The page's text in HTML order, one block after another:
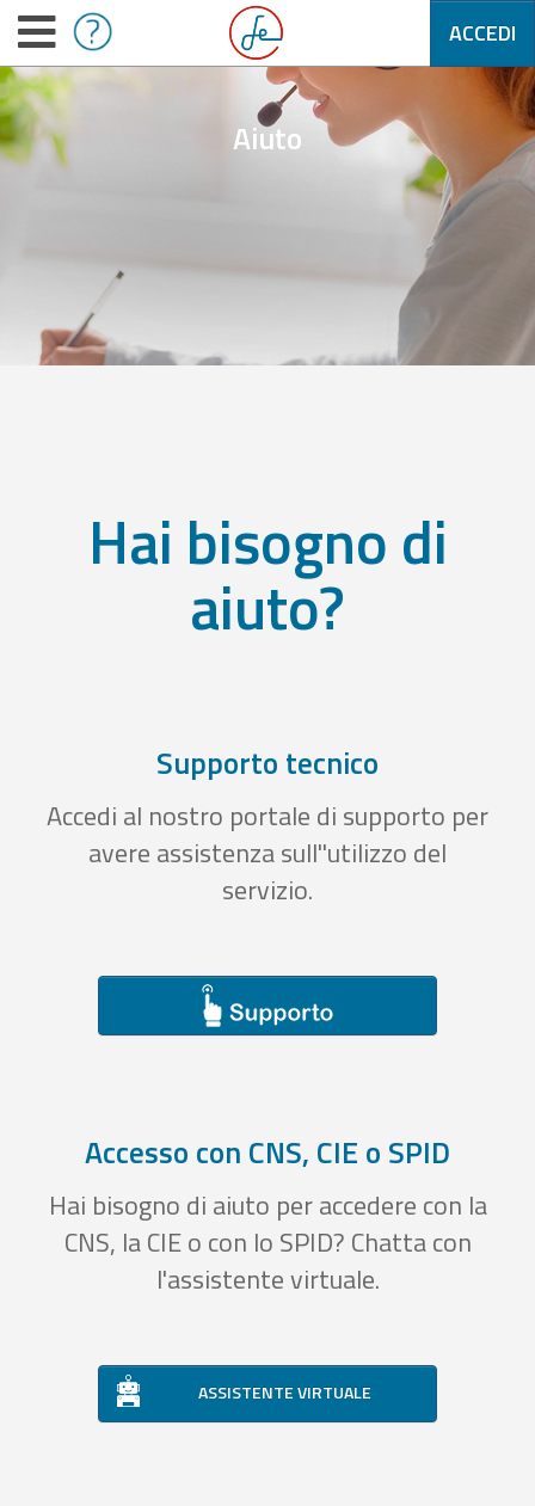
ACCEDI
Aiuto
Hai bisogno di
aiuto?
Supporto tecnico
Accedi al nostro portale di supporto per
avere assistenza sull''utilizzo del
servizio.
Accesso con CNS, CIE o SPID
Hai bisogno di aiuto per accedere con la
CNS, la CIE o con lo SPID? Chatta con
l'assistente virtuale.
ASSISTENTE VIRTUALE